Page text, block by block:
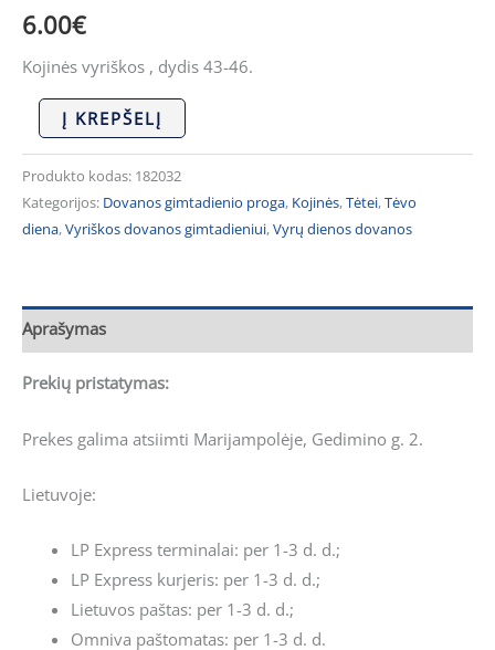
6.00€
Kojinės vyriškos , dydis 43-46.
Į KREPŠELĮ
Produkto kodas: 182032
Kategorijos: Dovanos gimtadienio proga, Kojinės,Tėtei,Tėvo
diena,Vyriškos dovanos gimtadieniui,Vyrų dienos dovanos
Aprašymas
Prekių pristatymas:
Prekes galima atsiimti Marijampolėje, Gedimino g. 2.
Lietuvoje:
LP Express terminalai: per 1-3 d. d.;
LP Express kurjeris: per 1-3 d. d.;
Lietuvos paštas: per 1-3 d. d.;
Omniva paštomatas: per 1-3 d. d.